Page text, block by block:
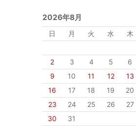
2026年8月
日 月 火 水 木
2
3 4 5 6
9
10 11 12 13
16
17 18 19 20
23
24 25 26 27
30
31